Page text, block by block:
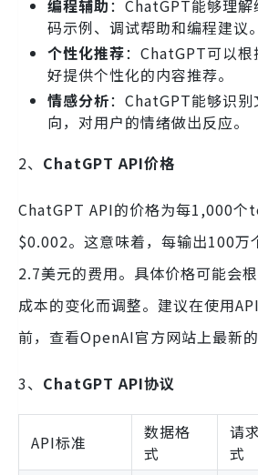
编程辅助：ChatGPT能够理
码示例、调试帮助和编程建议。
个性化推荐：ChatGPT可以
好提供个性化的内容推荐。
情感分析：ChatGPT能够识
向，对用户的情绪做出反应。
2、 ChatGPT API价格
ChatGPT API的价格为每1,000个
$0.002。这意味着，每输出100万
2.7美元的费用。具体价格可能会
成本的变化而调整。建议在使用
前，查看OpenAI官方网站上最新的
3、 ChatGPT API协议
API标准
数据格
式
请
式